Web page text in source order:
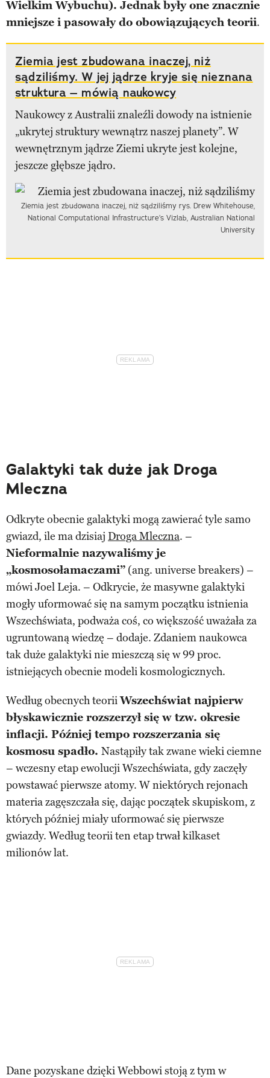
Wielkim Wybuchu). Jednak były one znacznie
mniejsze i pasowały do obowiązujących teorii.
Ziemia jest zbudowana inaczej, niż
sądziliśmy. W jej jądrze kryje się nieznana
struktura – mówią naukowcy
Naukowcy z Australii znaleźli dowody na istnienie
„ukrytej struktury wewnątrz naszej planety”. W
wewnętrznym jądrze Ziemi ukryte jest kolejne,
jeszcze głębsze jądro.
Ziemia jest zbudowana inaczej, niż sądziliśmy rys. Drew Whitehouse,
National Computational Infrastructure’s Vizlab, Australian National
University
Galaktyki tak duże jak Droga
Mleczna
Odkryte obecnie galaktyki mogą zawierać tyle samo
gwiazd, ile ma dzisiaj Droga Mleczna. –
Nieformalnie nazywaliśmy je
„kosmosołamaczami” (ang. universe breakers) –
mówi Joel Leja. – Odkrycie, że masywne galaktyki
mogły uformować się na samym początku istnienia
Wszechświata, podważa coś, co większość uważała za
ugruntowaną wiedzę – dodaje. Zdaniem naukowca
tak duże galaktyki nie mieszczą się w 99 proc.
istniejących obecnie modeli kosmologicznych.
Według obecnych teoriiWszechświat najpierw
błyskawicznie rozszerzył się w tzw. okresie
inflacji. Później tempo rozszerzania się
kosmosu spadło. Nastąpiły tak zwane wieki ciemne
– wczesny etap ewolucji Wszechświata, gdy zaczęły
powstawać pierwsze atomy. W niektórych rejonach
materia zagęszczała się, dając początek skupiskom, z
których później miały uformować się pierwsze
gwiazdy. Według teorii ten etap trwał kilkaset
milionów lat.
Dane pozyskane dzięki Webbowi stoją z tym w